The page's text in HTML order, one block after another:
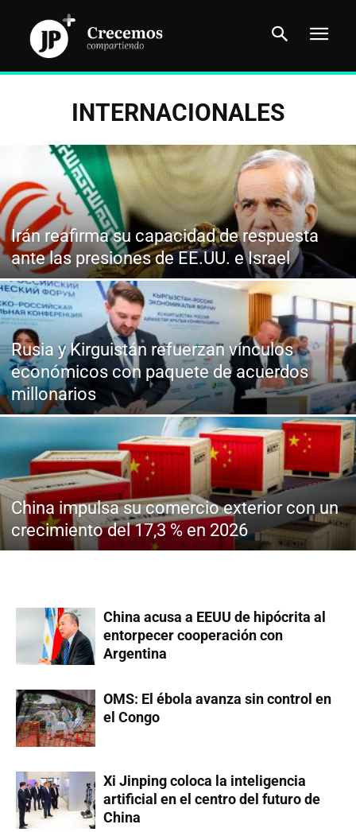
INTERNACIONALES
Irán reafirma su capacidad de respuesta
ante las presiones de EE.UU. e Israel
Rusia y Kirguistán refuerzan vínculos
económicos con paquete de acuerdos
millonarios
China impulsa su comercio exterior con un
crecimiento del 17,3 % en 2026
China acusa a EEUU de hipócrita al
entorpecer cooperación con
Argentina
OMS: El ébola avanza sin control en
el Congo
Xi Jinping coloca la inteligencia
artificial en el centro del futuro de
China